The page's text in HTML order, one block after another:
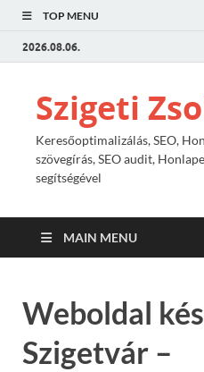
TOP MENU
2026.08.06.
Szigeti
Keresőoptimalizálás, SEO,
szövegírás, SEO audit,
segítségével
MAIN MENU
Weboldal
Szigetvár –